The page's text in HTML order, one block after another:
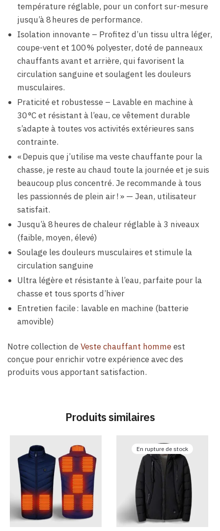
température réglable, pour un confort sur-mesure
jusqu’à 8 heures de performance.
Isolation innovante – Profitez d’un tissu ultra léger,
coupe-vent et 100 % polyester, doté de panneaux
chauffants avant et arrière, qui favorisent la
circulation sanguine et soulagent les douleurs
musculaires.
Praticité et robustesse – Lavable en machine à
30 °C et résistant à l’eau, ce vêtement durable
s’adapte à toutes vos activités extérieures sans
contrainte.
« Depuis que j’utilise ma veste chauffante pour la
chasse, je reste au chaud toute la journée et je suis
beaucoup plus concentré. Je recommande à tous
les passionnés de plein air ! » — Jean, utilisateur
satisfait.
Jusqu’à 8 heures de chaleur réglable à 3 niveaux
(faible, moyen, élevé)
Soulage les douleurs musculaires et stimule la
circulation sanguine
Ultra légère et résistante à l’eau, parfaite pour la
chasse et tous sports d’hiver
Entretien facile : lavable en machine (batterie
amovible)
Notre collection deVeste chauffant hommeest
conçue pour enrichir votre expérience avec des
produits vous apportant satisfaction.
Produits similaires
En rupture de stock